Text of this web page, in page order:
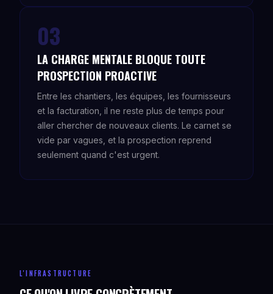
03
LA CHARGE MENTALE BLOQUE TOUTE
PROSPECTION PROACTIVE
Entre les chantiers, les équipes, les fournisseurs
et la facturation, il ne reste plus de temps pour
aller chercher de nouveaux clients. Le carnet se
vide par vagues, et la prospection reprend
seulement quand c'est urgent.
L'INFRASTRUCTURE